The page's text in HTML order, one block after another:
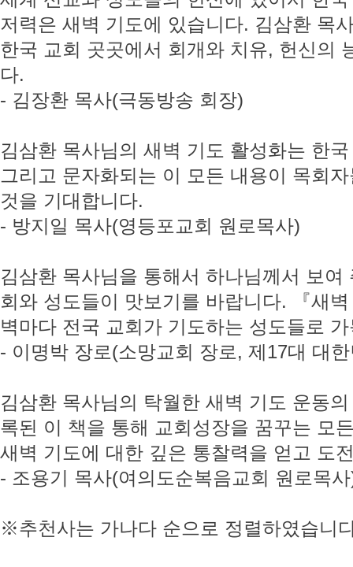
저력은 새벽 기도에 있습니다. 김삼환 목
한국 교회 곳곳에서 회개와 치유, 헌신의
다.
- 김장환 목사(극동방송 회장)
김삼환 목사님의 새벽 기도 활성화는 한
그리고 문자화되는 이 모든 내용이 목회
것을 기대합니다.
- 방지일 목사(영등포교회 원로목사)
김삼환 목사님을 통해서 하나님께서 보
회와 성도들이 맛보기를 바랍니다. 『새
벽마다 전국 교회가 기도하는 성도들로
- 이명박 장로(소망교회 장로, 제17대 대
김삼환 목사님의 탁월한 새벽 기도 운동
록된 이 책을 통해 교회성장을 꿈꾸는 모
새벽 기도에 대한 깊은 통찰력을 얻고 도
- 조용기 목사(여의도순복음교회 원로목
※추천사는 가나다 순으로 정렬하였습니